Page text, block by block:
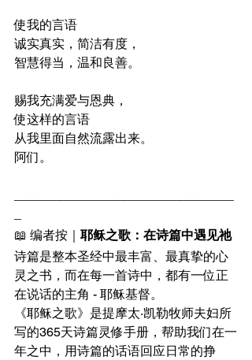
使我的言语
诚实真实，简洁有度，
智慧得当，温和良善。
赐我充满爱与恩典，
使这样的言语
从我里面自然流露出来。
阿们。
📖 编者按｜ 耶稣之歌：在诗篇中遇见祂
诗篇是整本圣经中最丰富、最真挚的心
灵之书，而在每一首诗中，都有一位正
在说话的主角 - 耶稣基督。
《耶稣之歌》是提摩太·凯勒牧师夫妇所
写的365天诗篇灵修手册，帮助我们在一
年之中，用诗篇的话语回应日常的挣